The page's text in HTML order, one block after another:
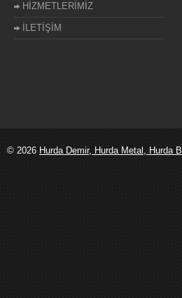
HİZMETLERİMİZ
İLETİŞİM
© 2026 Hurda Demir, Hurda Metal, Hurda